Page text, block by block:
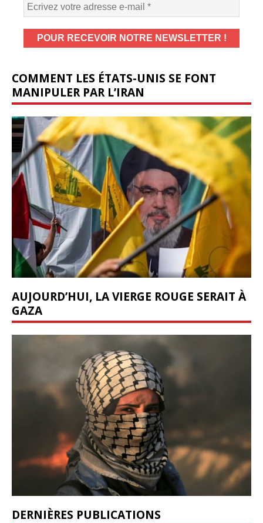
COMMENT LES ÉTATS-UNIS SE FONT
MANIPULER PAR L’IRAN
AUJOURD’HUI, LA VIERGE ROUGE SERAIT À
GAZA
DERNIÈRES PUBLICATIONS